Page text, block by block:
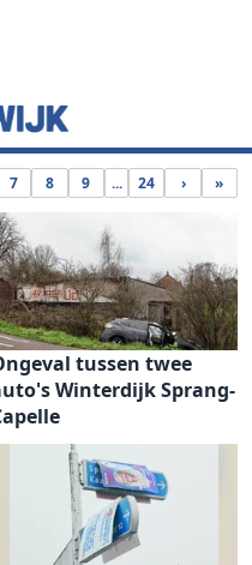
7 8 9 ... 24 › »
tussen twee
Winterdijk Sprang-